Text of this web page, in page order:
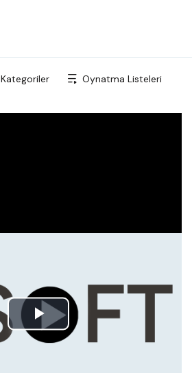
Kategoriler Oynatma Listeleri
Play